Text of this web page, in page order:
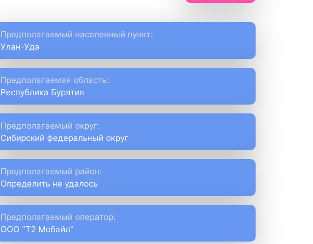
Предполагаемый населенный пункт:
Улан-Удэ
Предполагаемая область:
Республика Бурятия
Предполагаемый округ:
Сибирский федеральный округ
Предполагаемый район:
Определить не удалось
Предполагаемый оператор:
ООО "Т2 Мобайл"